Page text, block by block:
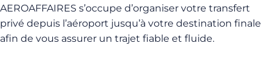
AEROAFFAIRES s’occupe d’organiser votre transfert
privé depuis l’aéroport jusqu’à votre destination finale
afin de vous assurer un trajet fiable et fluide.